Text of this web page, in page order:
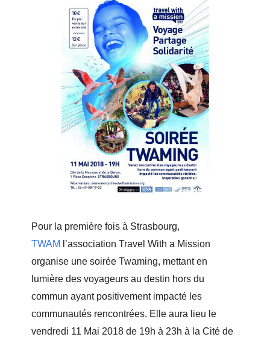
Pour la première fois à Strasbourg,
TWAM l’association Travel With a Mission
organise une soirée Twaming, mettant en
lumière des voyageurs au destin hors du
commun ayant positivement impacté les
communautés rencontrées. Elle aura lieu le
vendredi 11 Mai 2018 de 19h à 23h à la Cité de